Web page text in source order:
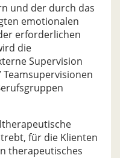
und der durch das
emotionalen
erforderlichen
die
Supervision
Teamsupervisionen
für die Klienten
therapeutisches